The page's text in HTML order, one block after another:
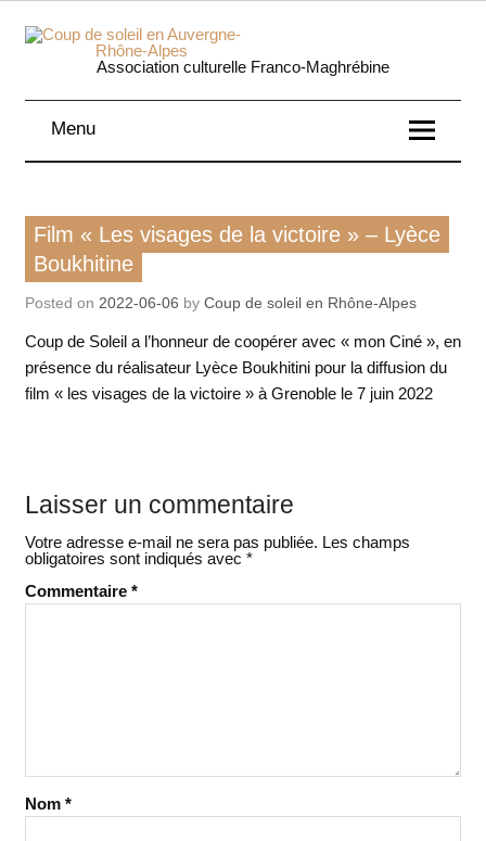
Skip
content
Coup
soleil
Association culturelle Franco-Maghrébine
Menu
Film
Histoire / mémoires
Film « Les visages de la victoire » – Lyèce
Boukhitine
Posted on 2022-06-06 by Coup de soleil en Rhône-Alpes
Coup de Soleil a l’honneur de coopérer avec « mon Ciné », en
présence du réalisateur Lyèce Boukhitini pour la diffusion du
film « les visages de la victoire » à Grenoble le 7 juin 2022
Laisser un commentaire
Votre adresse e-mail ne sera pas publiée. Les champs
obligatoires sont indiqués avec *
Commentaire *
Nom *